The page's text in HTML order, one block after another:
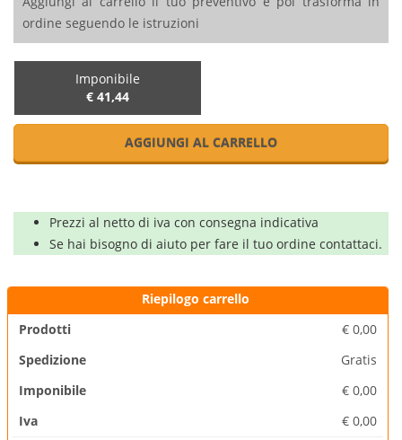
ordine seguendo le istruzioni
Imponibile
€ 41,44
AGGIUNGI AL CARRELLO
Prezzi al netto di iva con consegna indicativa
Se hai bisogno di aiuto per fare il tuo ordine contattaci.
Riepilogo carrello
Prodotti
€ 0,00
Spedizione
Gratis
Imponibile
€ 0,00
Iva
€ 0,00